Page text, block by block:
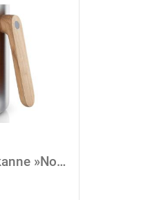
Eva Solo Isolierkanne »Nordic kitchen Edelstahl/ Eiche Silber 1 L«, 1 l